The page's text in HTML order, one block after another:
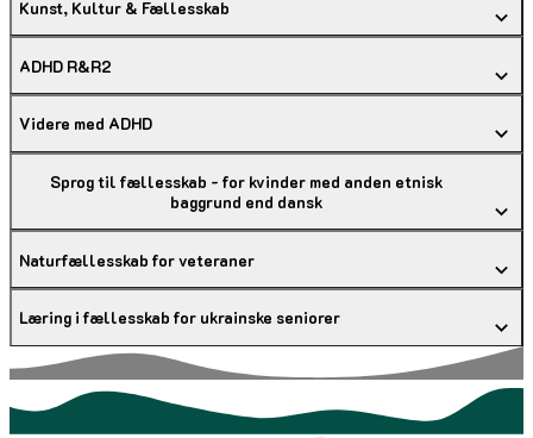
Kunst, Kultur & Fællesskab
ADHD R&R2
Videre med ADHD
Sprog til fællesskab - for kvinder med anden etnisk
baggrund end dansk
Naturfællesskab for veteraner
Læring i fællesskab for ukrainske seniorer